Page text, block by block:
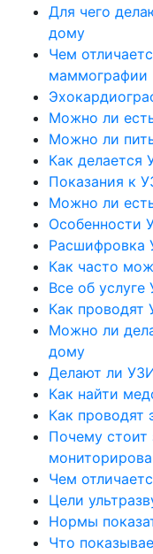
Для чего
дому
Чем
маммографии
Можно ли
Можно ли
Как делается
Показания к
Можно ли
Особенности
Расшифровка
Как часто
Все об
Как проводят
Можно ли
дому
Делают ли
Как найти
Как проводят
Почему стоит
Чем
Цели
Нормы
Что